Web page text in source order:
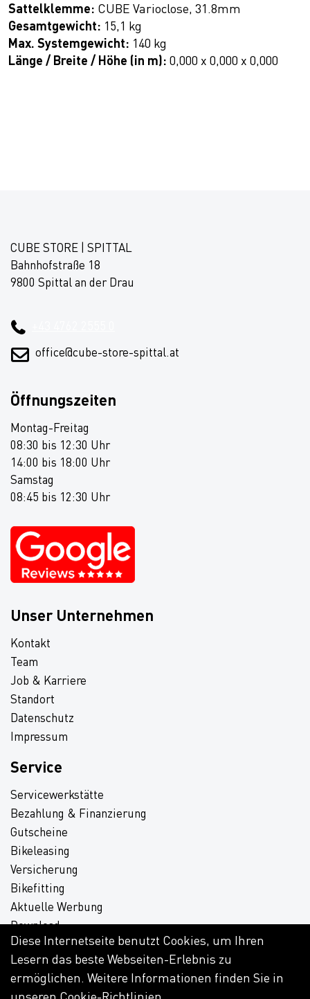
Sattelklemme: CUBE Varioclose, 31.8mm
Gesamtgewicht: 15,1 kg
Max. Systemgewicht: 140 kg
Länge / Breite / Höhe (in m): 0,000 x 0,000 x 0,000
CUBE STORE | SPITTAL
Bahnhofstraße 18
9800 Spittal an der Drau
office@cube-store-spittal.at
Öffnungszeiten
Montag-Freitag
08:30 bis 12:30 Uhr
14:00 bis 18:00 Uhr
Samstag
08:45 bis 12:30 Uhr
Unser Unternehmen
Kontakt
Team
Job & Karriere
Standort
Datenschutz
Impressum
Service
Servicewerkstätte
Bezahlung & Finanzierung
Gutscheine
Bikeleasing
Versicherung
Bikefitting
Aktuelle Werbung
Download
Diese Internetseite benutzt Cookies, um Ihren
Lesern das beste Webseiten-Erlebnis zu
ermöglichen. Weitere Informationen finden Sie in